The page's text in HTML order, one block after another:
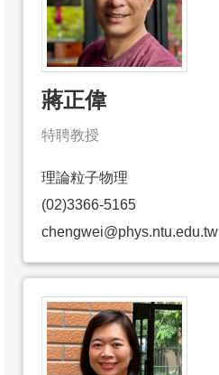
蔣正偉
特聘教授
理論粒子物理
(02)3366-5165
chengwei@phys.ntu.edu.tw